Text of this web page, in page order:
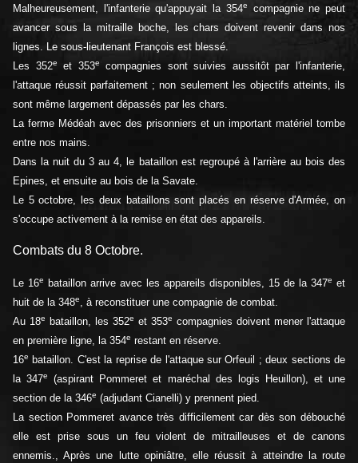
Malheureusement, l'infanterie qu'appuyait la 354e
compagnie ne peut
avancer sous la mitraille boche, les chars doivent revenir dans nos
lignes. Le sous-lieutenant François est blessé.
Les 352e et 353e
compagnies sont suivies aussitôt par l'infanterie,
l'attaque réussit parfaitement ; non seulement les objectifs atteints, ils
sont même largement dépassés par les chars.
La ferme Médéah avec des prisonniers et un important matériel tombe
entre nos mains.
Dans la nuit du 3 au 4, le bataillon est regroupé à l'arrière au bois des
Epines, et ensuite au bois de la Savate.
Le 5 octobre, les deux bataillons sont placés en réserve d'Armée, on
s'occupe activement à la remise en état des appareils.
Combats du 8 Octobre.
Le 16e bataillon arrive avec les appareils disponibles, 15 de la 347e et
huit de la 348e, à reconstituer une compagnie de combat.
Au 18e bataillon, les 352e et 353e compagnies doivent mener l'attaque
en première ligne, la 354e restant en réserve.
16e
bataillon. C'est la reprise de l'attaque sur Orfeuil ; deux sections de
la 347e
(aspirant Pommeret et maréchal des logis Heuillon), et une
section de la 346e (adjudant Cianelli) y prennent pied.
La section Pommeret avance très difficilement car dès son débouché
elle est prise sous un feu violent de mitrailleuses et de canons
ennemis., Après une lutte opiniâtre, elle réussit à atteindre la route